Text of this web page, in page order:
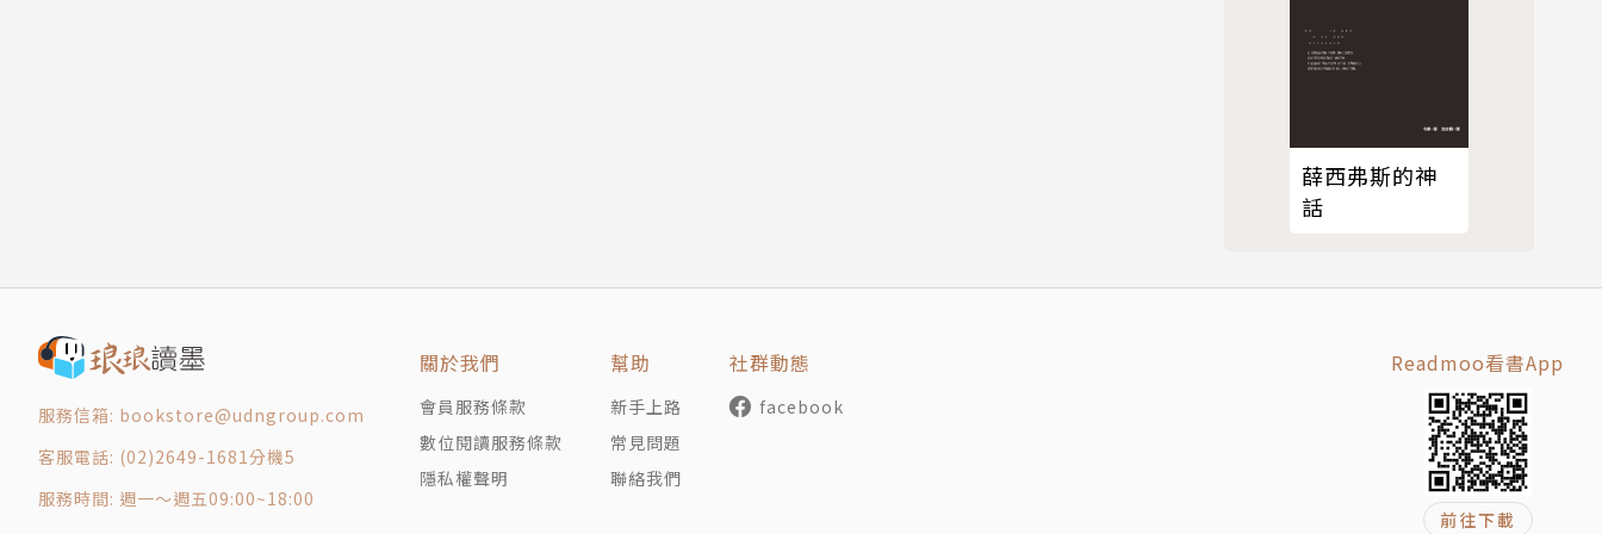
第二十二章 論嗜好
薛西弗斯的神
話
服務信箱: bookstore@udngroup.com
客服電話: (02)2649-1681分機5
服務時間: 週一～週五09:00~18:00
關於我們
會員服務條款
數位閱讀服務條款
隱私權聲明
幫助
新手上路
常見問題
聯絡我們
社群動態
facebook
Readmoo看書App
前往下載